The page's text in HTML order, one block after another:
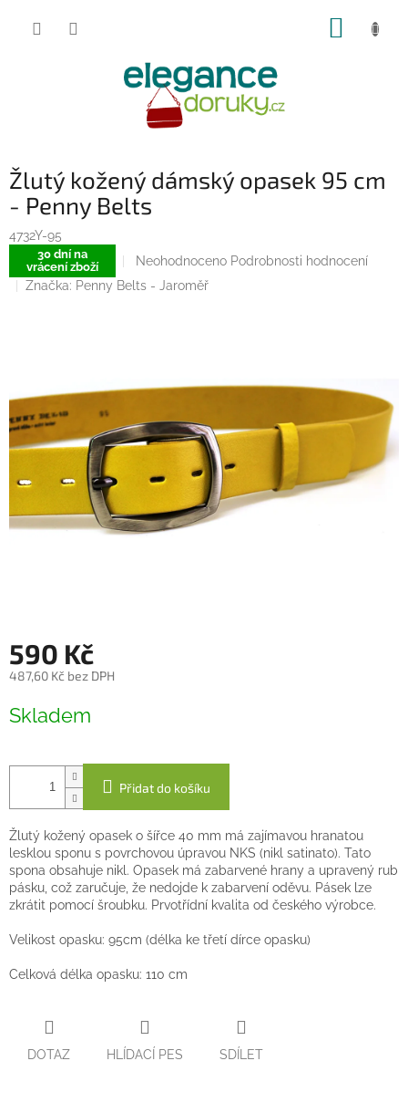
Žlutý kožený dámský opasek 95 cm
- Penny Belts
4732Y-95
30 dní na
vrácení zboží
Průměrné
hodnocení
produktu
Neohodnoceno Podrobnosti hodnocení
Značka: Penny Belts - Jaroměř
590 Kč
487,60 Kč bez DPH
cena:
Skladem
Přidat do košíku
Žlutý kožený opasek o šířce 40 mm má zajímavou hranatou
lesklou sponu s povrchovou úpravou NKS (nikl satinato). Tato
spona obsahuje nikl. Opasek má zabarvené hrany a upravený rub
pásku, což zaručuje, že nedojde k zabarvení oděvu. Pásek lze
zkrátit pomocí šroubku. Prvotřídní kvalita od českého výrobce.
Velikost opasku: 95cm (délka ke třetí dírce opasku)
Celková délka opasku: 110 cm
DOTAZ HLÍDACÍ PES SDÍLET